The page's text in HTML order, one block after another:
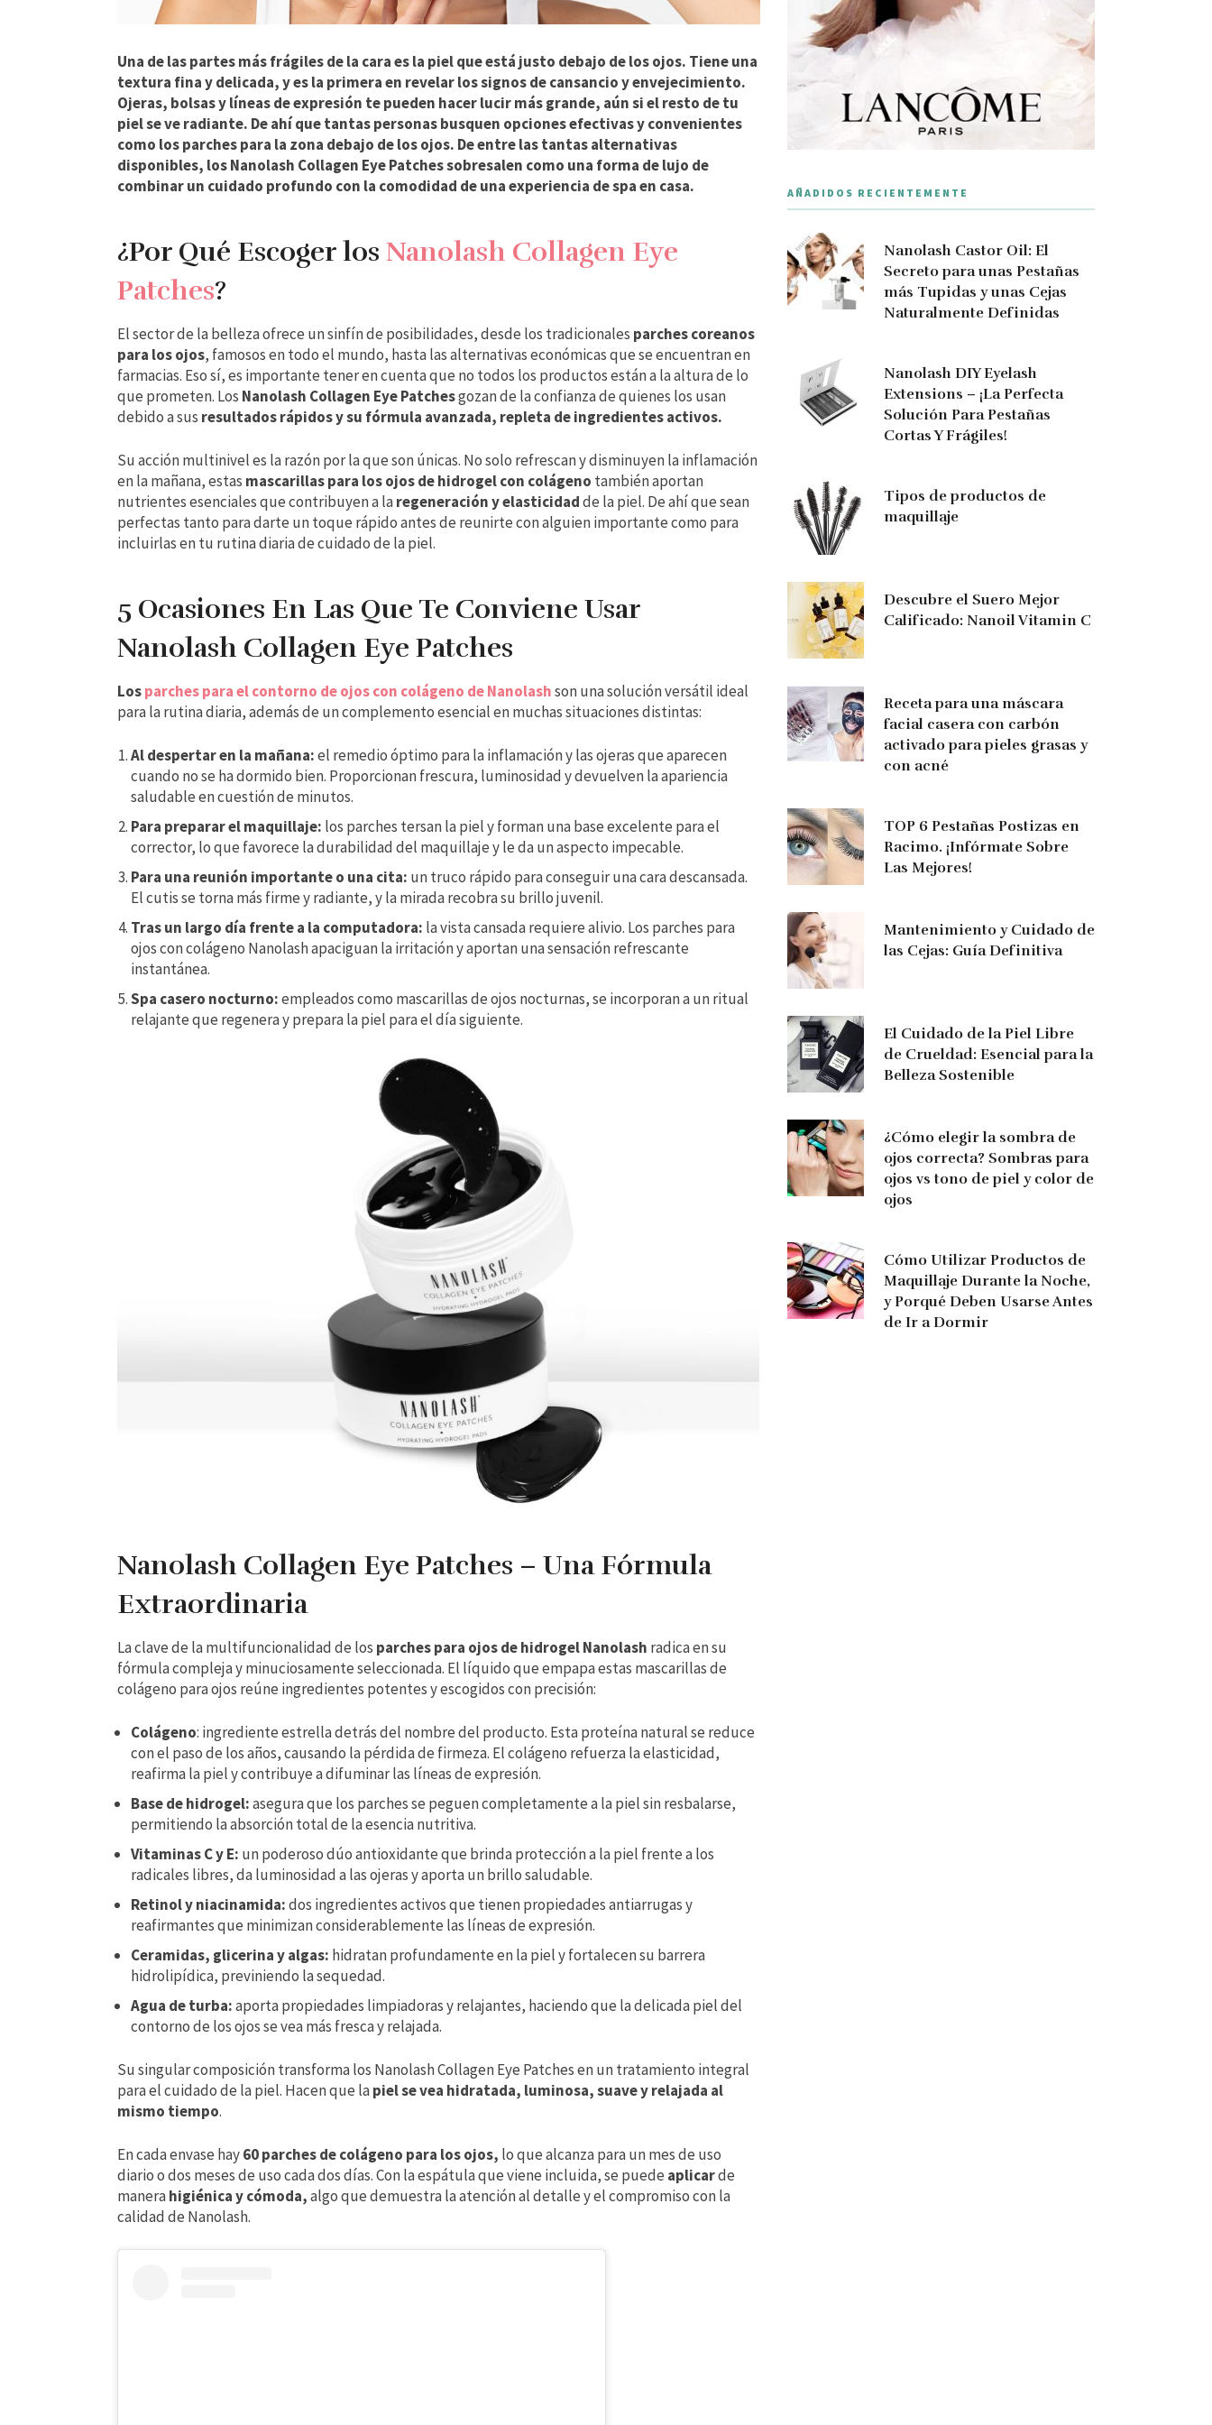
Una de las partes más frágiles de la cara es la piel que está justo debajo de los ojos. Tiene una
textura fina y delicada, y es la primera en revelar los signos de cansancio y envejecimiento.
Ojeras, bolsas y líneas de expresión te pueden hacer lucir más grande, aún si el resto de tu
piel se ve radiante. De ahí que tantas personas busquen opciones efectivas y convenientes
como los parches para la zona debajo de los ojos. De entre las tantas alternativas
disponibles, los Nanolash Collagen Eye Patches sobresalen como una forma de lujo de
combinar un cuidado profundo con la comodidad de una experiencia de spa en casa.
¿Por Qué Escoger los Nanolash Collagen Eye
Patches?
El sector de la belleza ofrece un sinfín de posibilidades, desde los tradicionales parches coreanos
para los ojos, famosos en todo el mundo, hasta las alternativas económicas que se encuentran en
farmacias. Eso sí, es importante tener en cuenta que no todos los productos están a la altura de lo
que prometen. Los Nanolash Collagen Eye Patchesgozan de la confianza de quienes los usan
debido a sus resultados rápidos y su fórmula avanzada, repleta de ingredientes activos.
Su acción multinivel es la razón por la que son únicas. No solo refrescan y disminuyen la inflamación
en la mañana, estas mascarillas para los ojos de hidrogel con colágeno también aportan
nutrientes esenciales que contribuyen a laregeneración y elasticidadde la piel. De ahí que sean
perfectas tanto para darte un toque rápido antes de reunirte con alguien importante como para
incluirlas en tu rutina diaria de cuidado de la piel.
5 Ocasiones En Las Que Te Conviene Usar
Nanolash Collagen Eye Patches
Losparches para el contorno de ojos con colágeno de Nanolashson una solución versátil ideal
para la rutina diaria, además de un complemento esencial en muchas situaciones distintas:
Al despertar en la mañana:el remedio óptimo para la inflamación y las ojeras que aparecen
cuando no se ha dormido bien. Proporcionan frescura, luminosidad y devuelven la apariencia
saludable en cuestión de minutos.
Para preparar el maquillaje: los parches tersan la piel y forman una base excelente para el
corrector, lo que favorece la durabilidad del maquillaje y le da un aspecto impecable.
Para una reunión importante o una cita: un truco rápido para conseguir una cara descansada.
El cutis se torna más firme y radiante, y la mirada recobra su brillo juvenil.
Tras un largo día frente a la computadora: la vista cansada requiere alivio. Los parches para
ojos con colágeno Nanolash apaciguan la irritación y aportan una sensación refrescante
instantánea.
Spa casero nocturno:empleados como mascarillas de ojos nocturnas, se incorporan a un ritual
relajante que regenera y prepara la piel para el día siguiente.
Nanolash Collagen Eye Patches – Una Fórmula
Extraordinaria
La clave de la multifuncionalidad de los parches para ojos de hidrogel Nanolash radica en su
fórmula compleja y minuciosamente seleccionada. El líquido que empapa estas mascarillas de
colágeno para ojos reúne ingredientes potentes y escogidos con precisión:
Colágeno: ingrediente estrella detrás del nombre del producto. Esta proteína natural se reduce
con el paso de los años, causando la pérdida de firmeza. El colágeno refuerza la elasticidad,
reafirma la piel y contribuye a difuminar las líneas de expresión.
Base de hidrogel:asegura que los parches se peguen completamente a la piel sin resbalarse,
permitiendo la absorción total de la esencia nutritiva.
Vitaminas C y E: un poderoso dúo antioxidante que brinda protección a la piel frente a los
radicales libres, da luminosidad a las ojeras y aporta un brillo saludable.
Retinol y niacinamida:dos ingredientes activos que tienen propiedades antiarrugas y
reafirmantes que minimizan considerablemente las líneas de expresión.
Ceramidas, glicerina y algas: hidratan profundamente en la piel y fortalecen su barrera
hidrolipídica, previniendo la sequedad.
Agua de turba:aporta propiedades limpiadoras y relajantes, haciendo que la delicada piel del
contorno de los ojos se vea más fresca y relajada.
Su singular composición transforma los Nanolash Collagen Eye Patches en un tratamiento integral
para el cuidado de la piel. Hacen que lapiel se vea hidratada, luminosa, suave y relajada al
mismo tiempo.
En cada envase hay60 parches de colágeno para los ojos, lo que alcanza para un mes de uso
diario o dos meses de uso cada dos días. Con la espátula que viene incluida, se puede aplicarde
manerahigiénica y cómoda,algo que demuestra la atención al detalle y el compromiso con la
calidad de Nanolash.
AÑADIDOS RECIENTEMENTE
Nanolash Castor Oil: El
Secreto para unas Pestañas
más Tupidas y unas Cejas
Naturalmente Definidas
Nanolash DIY Eyelash
Extensions – ¡La Perfecta
Solución Para Pestañas
Cortas Y Frágiles!
Tipos de productos de
maquillaje
Descubre el Suero Mejor
Calificado: Nanoil Vitamin C
Receta para una máscara
facial casera con carbón
activado para pieles grasas y
con acné
TOP 6 Pestañas Postizas en
Racimo. ¡Infórmate Sobre
Las Mejores!
Mantenimiento y Cuidado de
las Cejas: Guía Definitiva
El Cuidado de la Piel Libre
de Crueldad: Esencial para la
Belleza Sostenible
¿Cómo elegir la sombra de
ojos correcta? Sombras para
ojos vs tono de piel y color de
ojos
Cómo Utilizar Productos de
Maquillaje Durante la Noche,
y Porqué Deben Usarse Antes
de Ir a Dormir